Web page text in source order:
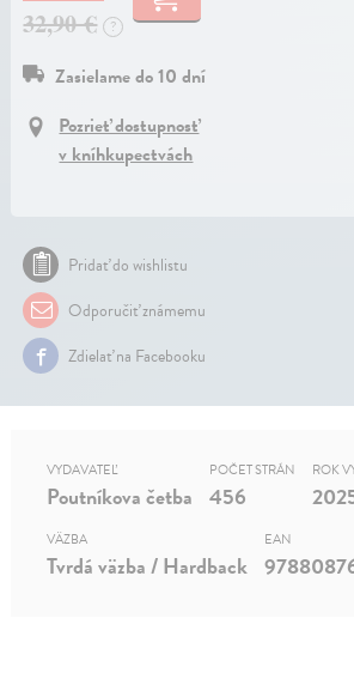
32,90 €
?
Zasielame do 10 dní
Pozrieť dostupnosť
v kníhkupectvách
Pridať do wishlistu
Odporučiť známemu
Zdielať na Facebooku
VYDAVATEĽ
Poutníkova četba
POČET STRÁN
456
ROK
VÄZBA
Tvrdá väzba / Hardback
EAN